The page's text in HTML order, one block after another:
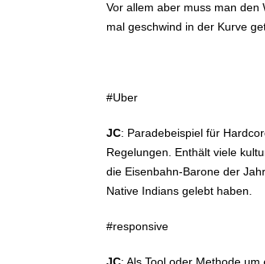
Vor allem aber muss man
mal geschwind in der Kurve
#Uber
JC: Paradebeispiel für
Regelungen. Enthält viele
die Eisenbahn-Barone der
Native Indians gelebt haben.
#responsive